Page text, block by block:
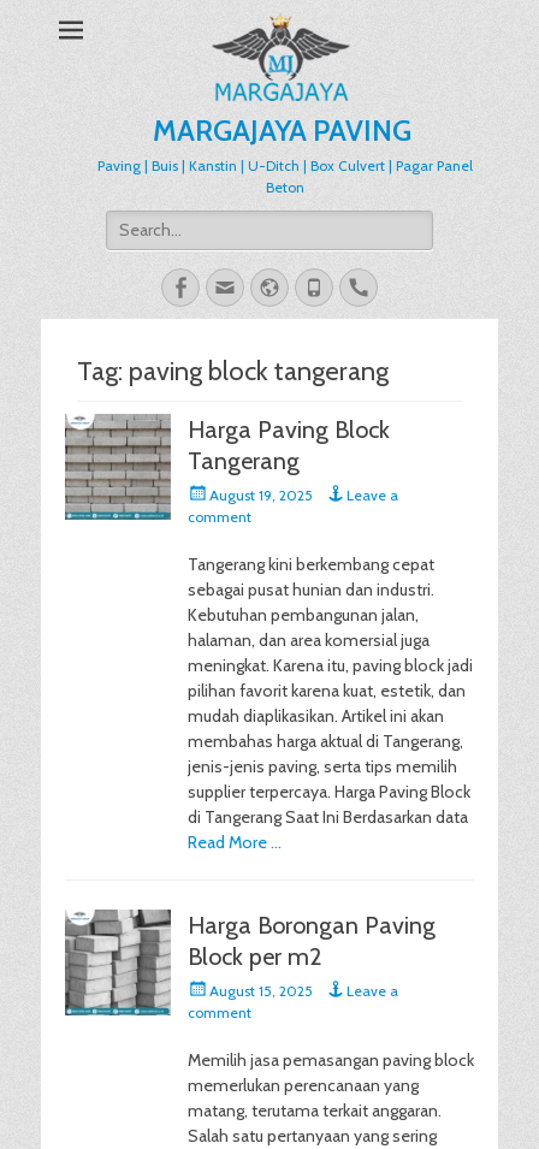
MARGAJAYA PAVING
Paving | Buis | Kanstin | U-Ditch | Box Culvert | Pagar Panel
Beton
Search
for:
Facebook
EmailWebsite
PhoneHandset
Tag: paving block tangerang
Harga Paving Block
Tangerang
Posted
on
August 19, 2025
Leave a
comment
Tangerang kini berkembang cepat
sebagai pusat hunian dan industri.
Kebutuhan pembangunan jalan,
halaman, dan area komersial juga
meningkat. Karena itu, paving block jadi
pilihan favorit karena kuat, estetik, dan
mudah diaplikasikan. Artikel ini akan
membahas harga aktual di Tangerang,
jenis-jenis paving, serta tips memilih
supplier terpercaya. Harga Paving Block
di Tangerang Saat Ini Berdasarkan data
Read More …
Harga Borongan Paving
Block per m2
Posted
on
August 15, 2025
Leave a
comment
Memilih jasa pemasangan paving block
memerlukan perencanaan yang
matang, terutama terkait anggaran.
Salah satu pertanyaan yang sering